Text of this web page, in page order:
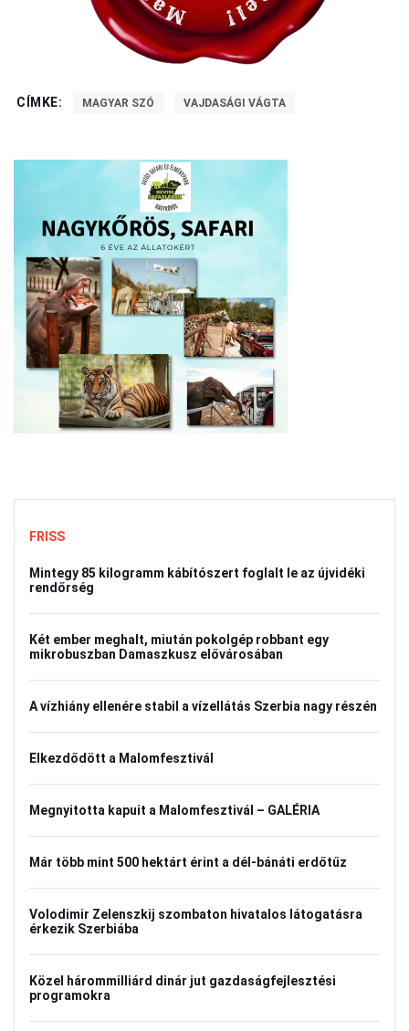
CÍMKE: MAGYAR SZÓ VAJDASÁGI VÁGTA
FRISS
Mintegy 85 kilogramm kábítószert foglalt le az újvidéki
rendőrség
Két ember meghalt, miután pokolgép robbant egy
mikrobuszban Damaszkusz elővárosában
A vízhiány ellenére stabil a vízellátás Szerbia nagy részén
Elkezdődött a Malomfesztivál
Megnyitotta kapuit a Malomfesztivál – GALÉRIA
Már több mint 500 hektárt érint a dél-bánáti erdőtűz
Volodimir Zelenszkij szombaton hivatalos látogatásra
érkezik Szerbiába
Közel hárommilliárd dinár jut gazdaságfejlesztési
programokra